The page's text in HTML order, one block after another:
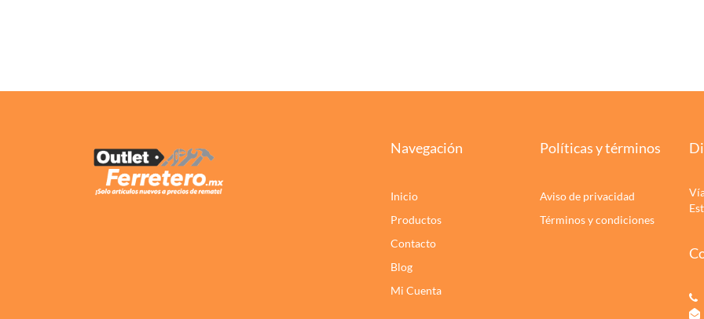
Navegación
Inicio
Productos
Contacto
Blog
Mi Cuenta
Políticas y términos
Aviso de privacidad
Términos y condiciones